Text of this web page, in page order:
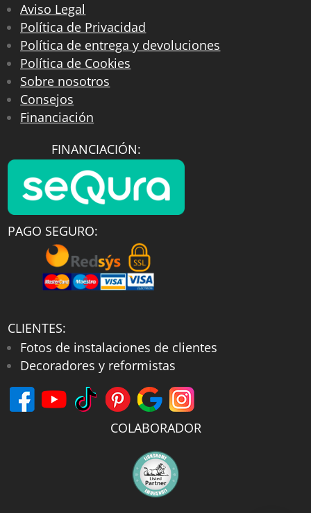
Aviso Legal
Política de Privacidad
Política de entrega y devoluciones
Política de Cookies
Sobre nosotros
Consejos
Financiación
FINANCIACIÓN:
PAGO SEGURO:
CLIENTES:
Fotos de instalaciones de clientes
Decoradores y reformistas
COLABORADOR